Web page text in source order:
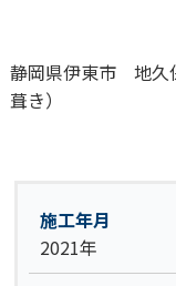
静岡県伊東市 地久
葺き）
施工年月
2021年